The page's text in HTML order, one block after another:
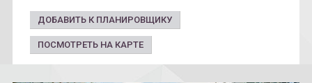
ДОБАВИТЬ К ПЛАНИРОВЩИКУ
ПОСМОТРЕТЬ НА КАРТЕ